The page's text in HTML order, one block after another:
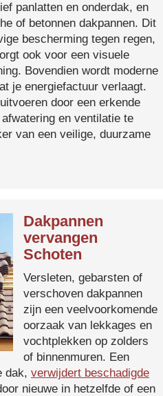
panlatten en onderdak, en
of betonnen dakpannen. Dit
bescherming tegen regen,
ook voor een visuele
Bovendien wordt moderne
je energiefactuur verlaagt.
door een erkende
en ventilatie te
van een veilige, duurzame
Dakpannen
vervangen
Schoten
Versleten, gebarsten of
verschoven dakpannen
zijn een veelvoorkomende
oorzaak van lekkages en
vochtplekken op zolders
of binnenmuren. Een
dak, verwijdert beschadigde
nieuwe in hetzelfde of een